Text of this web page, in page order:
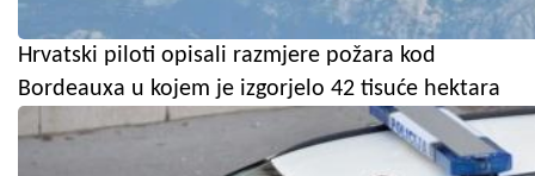
Hrvatski piloti opisali razmjere požara kod
Bordeauxa u kojem je izgorjelo 42 tisuće hektara